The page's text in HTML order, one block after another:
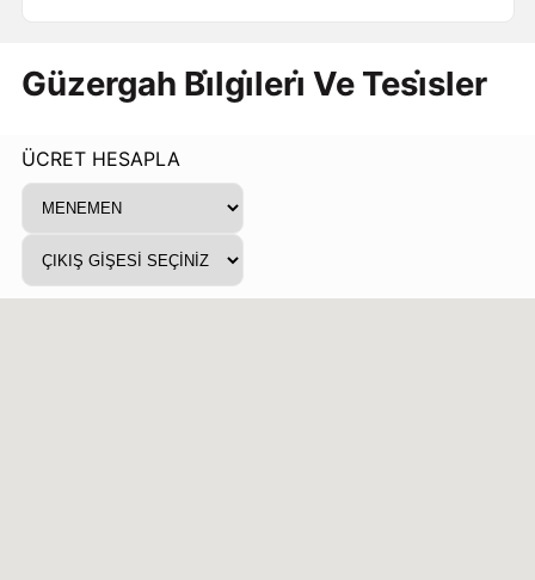
Güzergah Bi̇lgi̇leri̇ Ve Tesi̇sler
ÜCRET HESAPLA